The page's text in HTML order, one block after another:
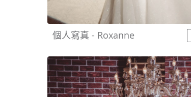
個人寫真 - Roxanne